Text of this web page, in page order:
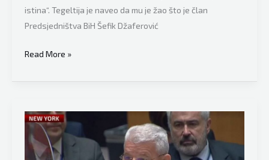
istina“. Tegeltija je naveo da mu je žao što je član
Predsjedništva BiH Šefik Džaferović
Tegeltija
nakon
u
Yorku:
Read More »